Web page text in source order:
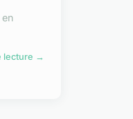
lecture →